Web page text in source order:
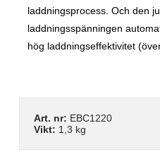
laddningsprocess. Och den
laddningsspänningen
hög laddningseffektivitet
Art. nr: EBC1220
Vikt: 1,3 kg